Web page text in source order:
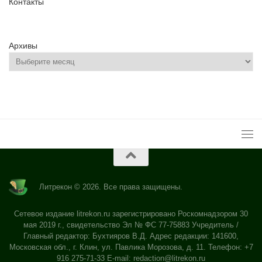
Архивы
Литрекон © 2026. Все права защищены.
Сетевое издание litrekon.ru зарегистрировано Роскомнадзором 30
мая 2019 г., свидетельство Эл № ФС 77-75883 Учредитель /
Главный редактор: Бухтияров В.Д. Адрес редакции: 141600,
Московская обл., г. Клин, ул. Павлика Морозова, д. 11. Телефон: +7
916 275-71-33 E-mail: redaction@litrekon.ru